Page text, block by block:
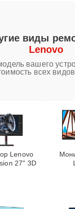
виды
Lenovo
вашего
всех
Lenovo
27" 3D